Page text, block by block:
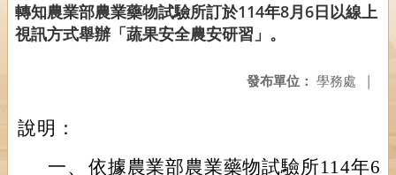
轉知農業部農業藥物試驗所訂於114年8月6日以線上
視訊方式舉辦「蔬果安全農安研習」。
發布單位： 學務處 |
說明：
一、 依據農業部農業藥物試驗所114年6